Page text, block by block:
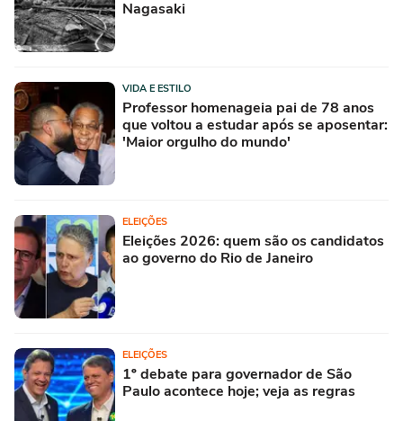
Nagasaki
VIDA E ESTILO
Professor homenageia pai de 78 anos
que voltou a estudar após se aposentar:
'Maior orgulho do mundo'
ELEIÇÕES
Eleições 2026: quem são os candidatos
ao governo do Rio de Janeiro
ELEIÇÕES
1º debate para governador de São
Paulo acontece hoje; veja as regras